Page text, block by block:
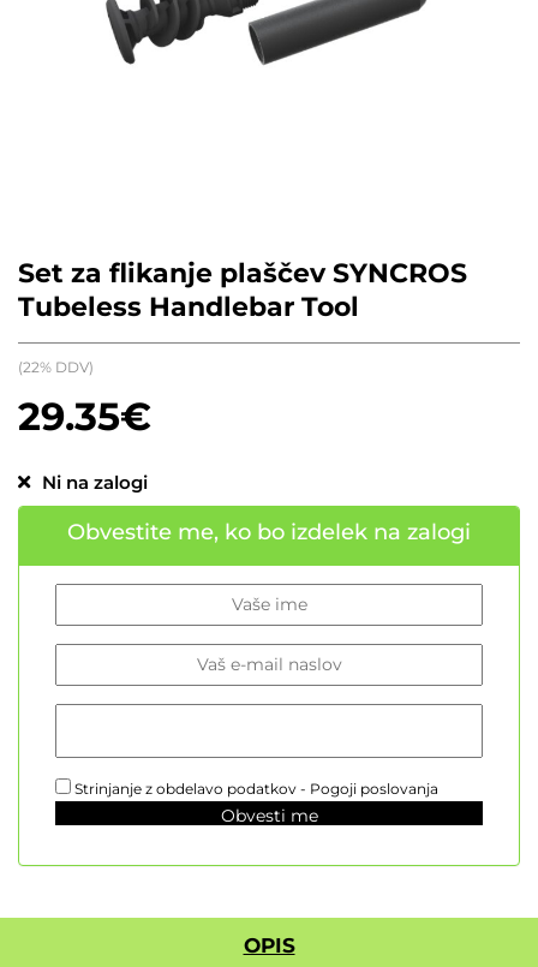
Set za flikanje plaščev SYNCROS
Tubeless Handlebar Tool
29.35€
(22% DDV)
Ni na zalogi
Obvestite me, ko bo izdelek na zalogi
Strinjanje z obdelavo podatkov - Pogoji poslovanja
Obvesti me
OPIS